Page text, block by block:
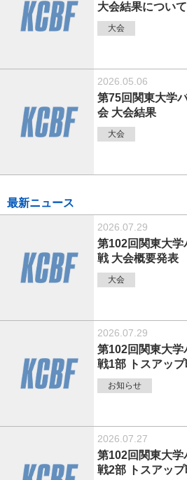
大会結果について
大会
2026.05.06
第75回関東大学
会 大会結果
大会
最新ニュース
2026.07.29
第102回関東大
戦 大会概要発表
大会
2026.07.29
第102回関東大
戦1部 トスアッ
お知らせ
2026.07.27
第102回関東大
戦2部 トスアッ